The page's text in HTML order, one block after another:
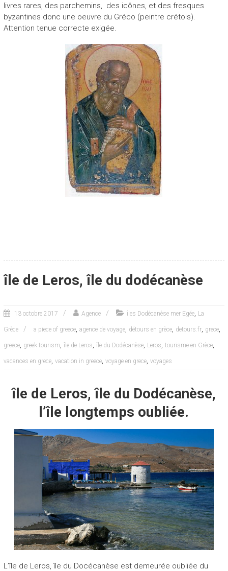
livres rares, des parchemins, des icônes, et des fresques
byzantines donc une oeuvre du Gréco (peintre crétois).
Attention tenue correcte exigée.
île de Leros, île du dodécanèse
13 octobre 2017 Agence îles Dodécanèse mer Egée, La
Grèce a piece of greece, agence de voyage, détours en grèce, detours.fr, grece,
greece, greek tourism île de Leros île du Dodécanèse, Leros tourisme en Grèce,
vacances en grece, vacation in greece, voyage en grece, voyages
île de Leros, île du Dodécanèse,
l’île longtemps oubliée.
L’île de Leros, île du Docécanèse est demeurée oubliée du